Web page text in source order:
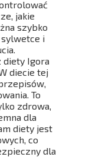
jakie
szybko
sylwetce i
diety Igora
diecie tej
To
zdrowa,
dla
diety jest
co
dla